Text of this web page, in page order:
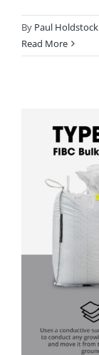
By Paul Holdstock
Read More